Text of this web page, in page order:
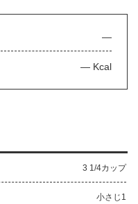
—
— Kcal
3 1/4カップ
小さじ1